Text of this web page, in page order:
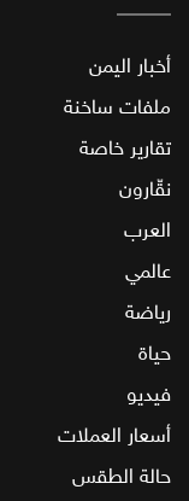
أخبار اليمن
ملفات ساخنة
تقارير خاصة
نقّارون
العرب
عالمي
رياضة
حياة
فيديو
أسعار العملات
حالة الطقس